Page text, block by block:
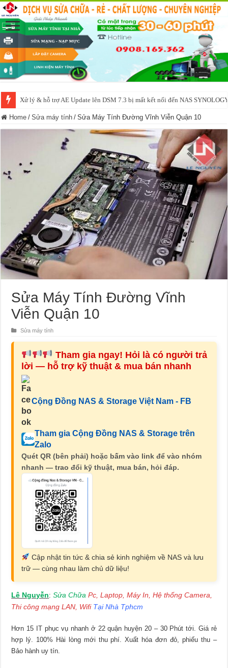
Xử lý & hỗ trợ AE Update lên DSM 7.3 bị mất kết nối đến NAS
NAS IO DATA N3160 2BAY 4BAY – chạy SYNOLOGY, OMV, CASA
Home / Sửa máy tính / Sửa Máy Tính Đường Vĩnh Viễn Quận 10
Sửa Máy Tính Đường Vĩnh
Viễn Quận 10
Sửa máy tính
Tham gia ngay! Hỏi là có người trả
lời — hỗ trợ kỹ thuật & mua bán nhanh
Cộng Đồng NAS & Storage Việt Nam - FB
Tham gia Cộng Đồng NAS & Storage trên
Zalo
Quét QR (bên phải) hoặc bấm vào link để vào nhóm
nhanh — trao đổi kỹ thuật, mua bán, hỏi đáp.
Cập nhật tin tức & chia sẻ kinh nghiệm về NAS và lưu
trữ — cùng nhau làm chủ dữ liệu!
Lê Nguyễn:Sửa Chữa Pc, Laptop, Máy In, Hệ thống Camera,
Thi công mạng LAN, Wifi Tại Nhà Tphcm
Hơn 15 IT phục vụ nhanh ở 22 quận huyện 20 – 30 Phút tới. Giá rẻ
hợp lý. 100% Hài lòng mới thu phí. Xuất hóa đơn đỏ, phiếu thu –
Bảo hành uy tín.